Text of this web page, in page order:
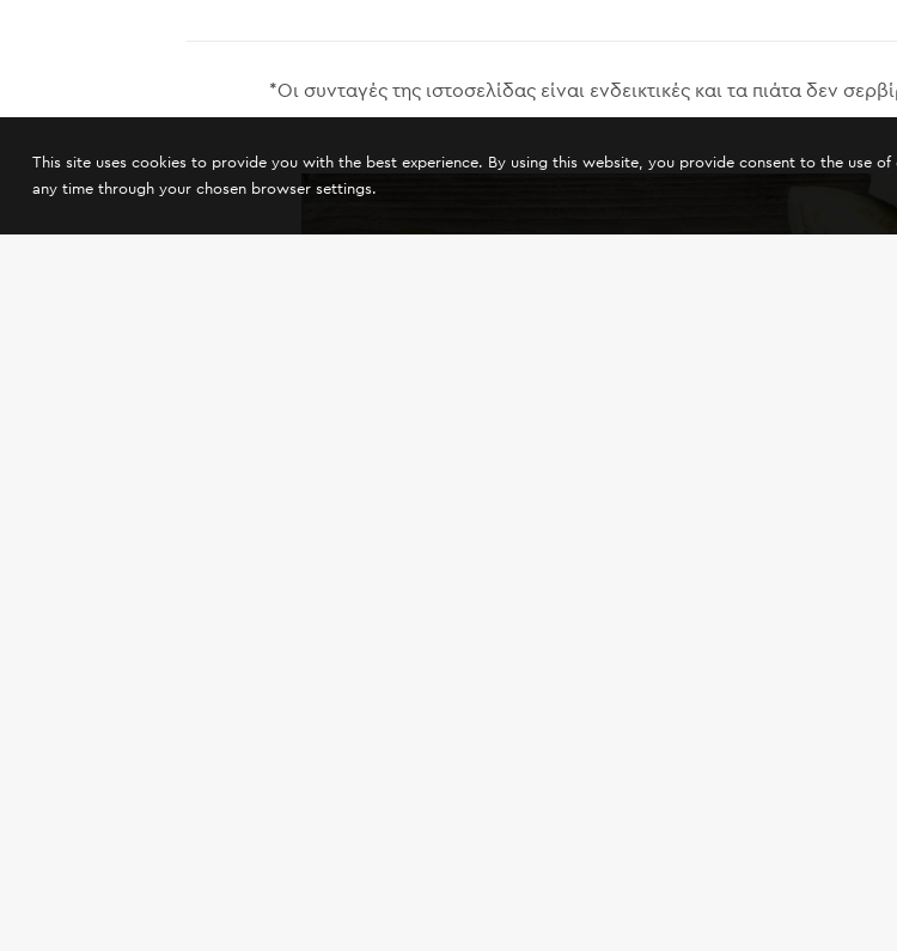
*Οι συνταγές της ιστοσελίδας είναι ενδεικτικές και τα πιάτα δεν
This site uses cookies to provide you with the best experience. By using this website, you provide consent to the use
any time through your chosen browser settings.